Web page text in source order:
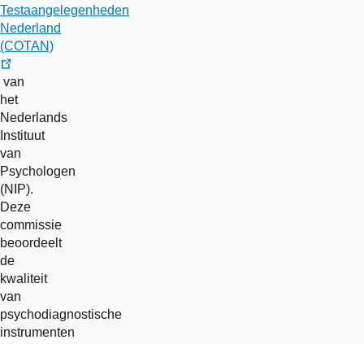
Testaangelegenheden
Nederland
(COTAN)
externe
link
van
het
Nederlands
Instituut
van
Psychologen
(NIP).
Deze
commissie
beoordeelt
de
kwaliteit
van
psychodiagnostische
instrumenten